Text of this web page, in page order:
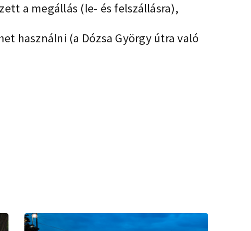
a megállás (le- és felszállásra),
használni (a Dózsa György útra való